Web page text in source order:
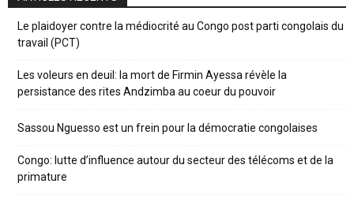
Le plaidoyer contre la médiocrité au Congo post parti congolais du
travail (PCT)
Les voleurs en deuil: la mort de Firmin Ayessa révèle la
persistance des rites Andzimba au coeur du pouvoir
Sassou Nguesso est un frein pour la démocratie congolaises
Congo: lutte d’influence autour du secteur des télécoms et de la
primature